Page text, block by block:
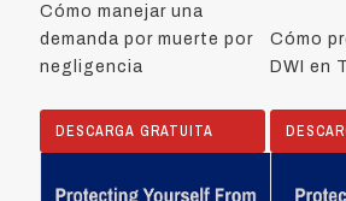
Cómo manejar una
demanda por muerte por
negligencia
DESCARGA GRATUITA
Cómo
DWI en